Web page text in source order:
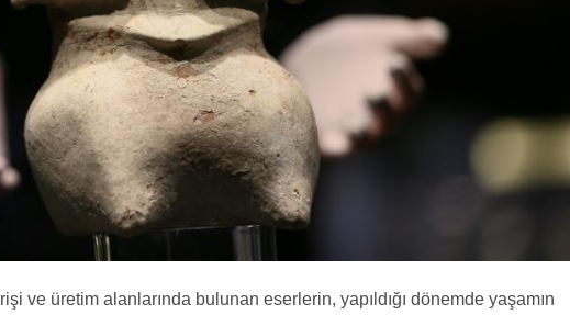
ve üretim alanlarında bulunan eserlerin, yapıldığı dönemde yaşamın